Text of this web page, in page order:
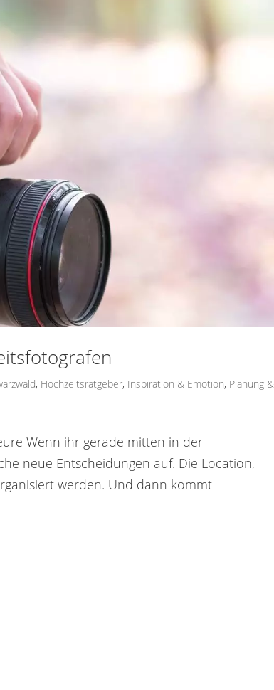
, Hochzeitsratgeber, Inspiration & Emotion, Planung &
Wenn ihr gerade mitten in der
neue Entscheidungen auf. Die Location,
werden. Und dann kommt